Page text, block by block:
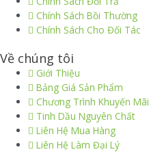
Chính Sách Bồi Thường
Chính Sách Cho Đối Tác
Về chúng tôi
Giới Thiệu
Bảng Giá Sản Phẩm
Chương Trình Khuyến Mãi
Tinh Dầu Nguyên Chất
Liên Hệ Mua Hàng
Liên Hệ Làm Đại Lý